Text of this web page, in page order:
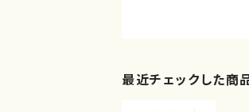
最近チェックした商